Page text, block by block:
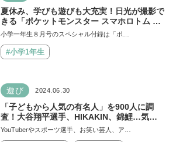
夏休み、学びも遊びも大充実！日光が撮影で
きる「ポケットモンスター スマホロトム た
いようカメラ」に「スイカゲームとシュワシ
ない【小学一年生8月号ふろく】
小学一年生８月号のスペシャル付録は「ポ…
#小学1年生
遊び 2024.06.30
「子どもから人気の有名人」を900人に調
査！大谷翔平選手、HIKAKIN、錦鯉…気に
なる１位は誰？
YouTuberやスポーツ選手、お笑い芸人、ア…